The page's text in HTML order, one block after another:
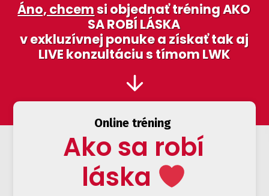
Áno, chcemsi objednať tréning AKO
SA ROBÍ LÁSKA
v exkluzívnej ponuke a získať tak aj
LIVE konzultáciu s tímom LWK
Online tréning
Ako sa robí
láska